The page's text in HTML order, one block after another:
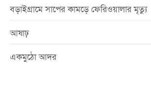
বড়াইগ্রামে সাপের কামড়ে ফেরিওয়ালার মৃত্যু
আষাঢ়
একমুঠো আদর